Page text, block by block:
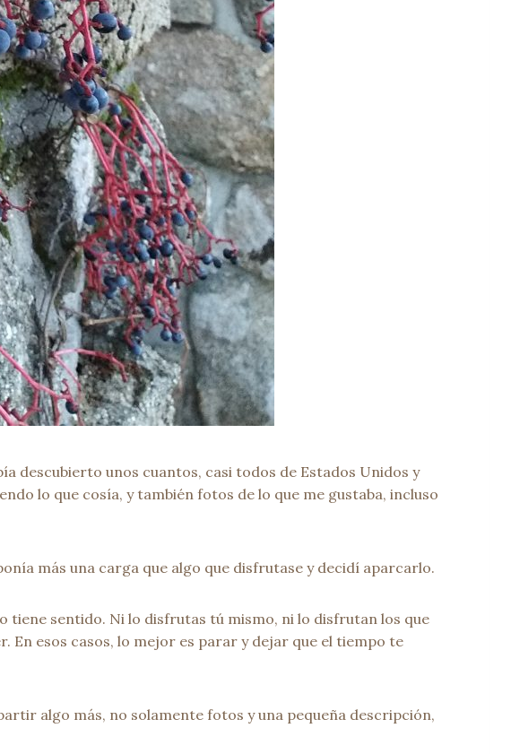
descubierto unos cuantos, casi todos de Estados Unidos y
lo que cosía, y también fotos de lo que me gustaba, incluso
más una carga que algo que disfrutase y decidí aparcarlo.
tiene sentido. Ni lo disfrutas tú mismo, ni lo disfrutan los que
En esos casos, lo mejor es parar y dejar que el tiempo te
algo más, no solamente fotos y una pequeña descripción,